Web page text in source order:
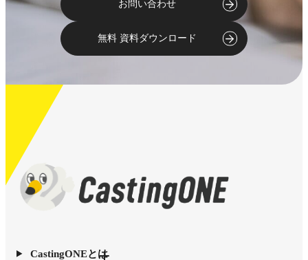
お問い合わせ
無料 資料ダウンロード
CastingONEとは